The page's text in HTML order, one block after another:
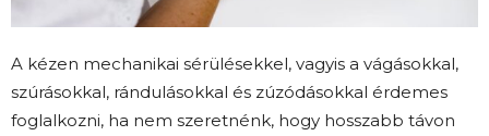
A kézen mechanikai sérülésekkel, vagyis a vágásokkal,
szúrásokkal, rándulásokkal és zúzódásokkal érdemes
foglalkozni, ha nem szeretnénk, hogy hosszabb távon